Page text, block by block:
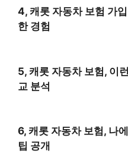
4, 캐롯 자동차 보험 가
한 경험
5, 캐롯 자동차 보험, 이
교 분석
6, 캐롯 자동차 보험, 나
팁 공개